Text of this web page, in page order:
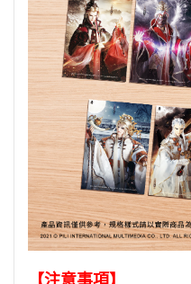
【注意事項】